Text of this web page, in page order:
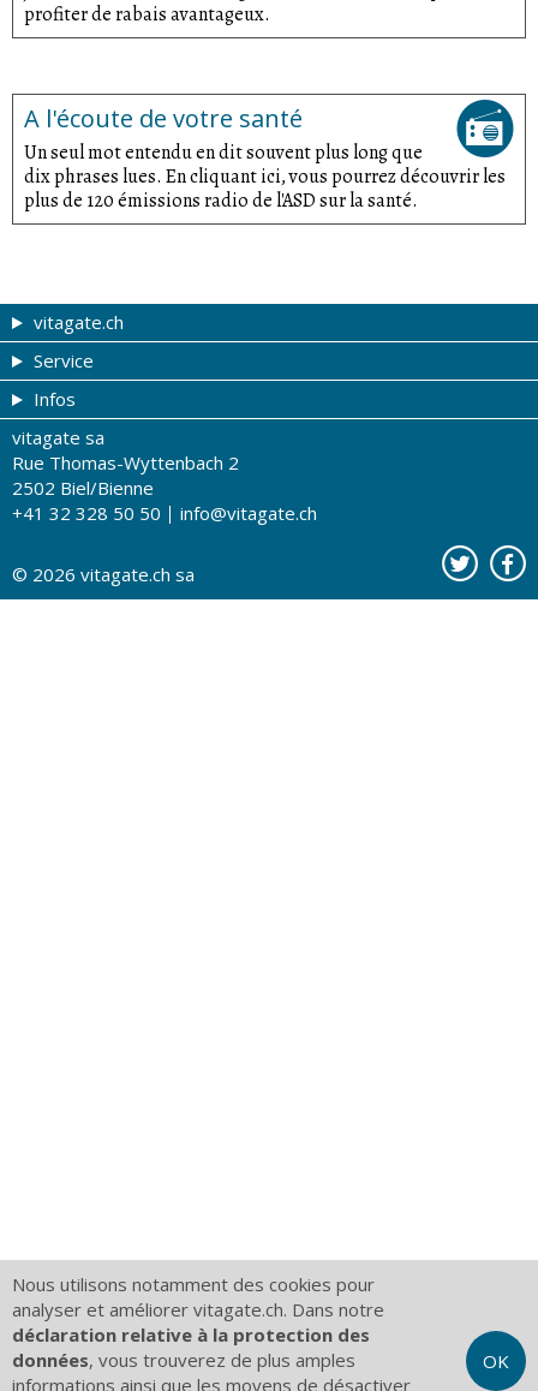
profiter de rabais avantageux.
A l'écoute de votre santé
Un seul mot entendu en dit souvent plus long que
dix phrases lues. En cliquant ici, vous pourrez découvrir les
plus de 120 émissions radio de l'ASD sur la santé.
vitagate.ch
Forme et beauté
Thèmes de A à Z
Thérapies
La santé sur les ondes
Tests de santé
Service
Coupons
Tribune du droguiste
Recherche de drogueries
Drogueries partenaires
Contact
Infos
Impressum
Conditions d'utilisation
A notre sujet
Publicité sur vitagate.ch
vitagate sa
Rue Thomas-Wyttenbach 2
2502 Biel/Bienne
+41 32 328 50 50
info@vitagate.ch
© 2026 vitagate.ch sa
Nous utilisons notamment des cookies pour
analyser et améliorer vitagate.ch. Dans notre
déclaration relative à la protection des
données, vous trouverez de plus amples
informations ainsi que les moyens de désactiver
OK